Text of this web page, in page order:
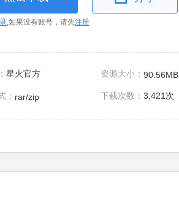
,如果没有账号，请先注册
星火官方 资源大小： 90.56MB
： rar/zip 下载次数： 3,421次